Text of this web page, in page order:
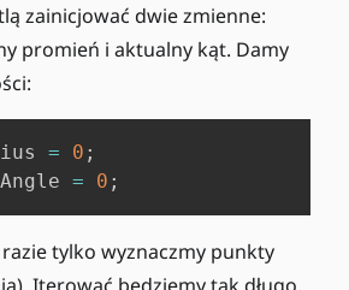
zainicjować dwie zmienne:
promień i aktualny kąt. Damy
= 0 ;
= 0 ;
tylko wyznaczmy punkty
Iterować będziemy tak długo,